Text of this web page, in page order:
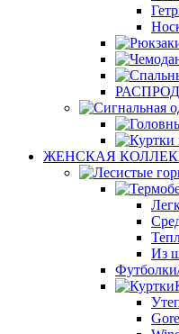
ЖЕНСКАЯ
Из